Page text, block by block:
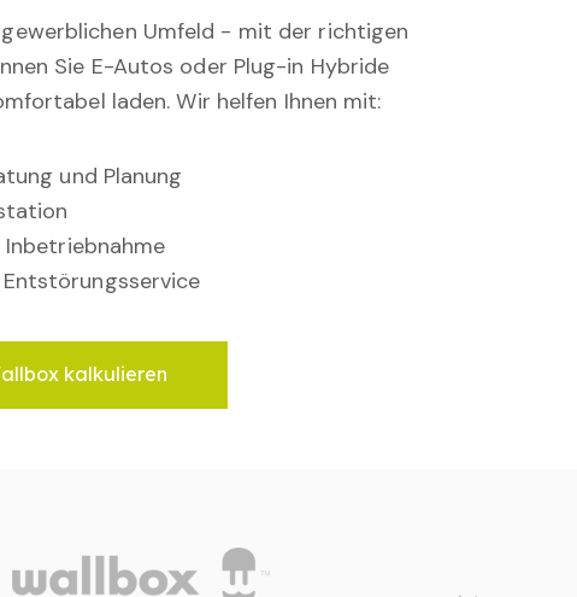
Umfeld - mit der richtigen
Sie E-Autos oder Plug-in Hybride
laden. Wir helfen Ihnen mit:
und Planung
kalkulieren